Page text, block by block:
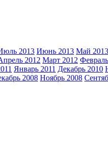
2013 Июнь 2013 Май 2013
2012 Март 2012
Январь 2011 Декабрь 2010
2008 Ноябрь 2008